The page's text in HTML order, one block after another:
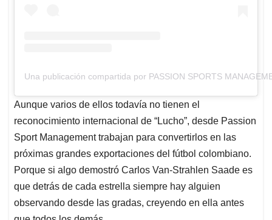
Una publicación compartida por PASSION SPORTS
Aunque varios de ellos todavía no tienen el
reconocimiento internacional de “Lucho”, desde Passion
Sport Management trabajan para convertirlos en las
próximas grandes exportaciones del fútbol colombiano.
Porque si algo demostró Carlos Van-Strahlen Saade es
que detrás de cada estrella siempre hay alguien
observando desde las gradas, creyendo en ella antes